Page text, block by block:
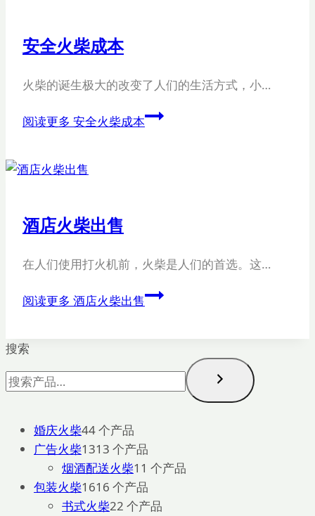
安全火柴成本
火柴的诞生极大的改变了人们的生活方式，小…
阅读更多 安全火柴成本
酒店火柴出售
在人们使用打火机前，火柴是人们的首选。这…
阅读更多 酒店火柴出售
搜索
婚庆火柴44 个产品
广告火柴1313 个产品
烟酒配送火柴1 1 个产品
包装火柴1616 个产品
书式火柴22 个产品